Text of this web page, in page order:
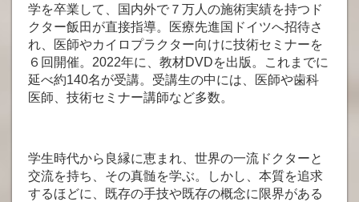
学を卒業して、国内外で７万人の施術実績を持つド
クター飯田が直接指導。医療先進国ドイツへ招待さ
れ、医師やカイロプラクター向けに技術セミナーを
６回開催。2022年に、教材DVDを出版。これまでに
延べ約140名が受講。受講生の中には、医師や歯科
医師、技術セミナー講師など多数。
学生時代から良縁に恵まれ、世界の一流ドクターと
交流を持ち、その真髄を学ぶ。しかし、本質を追求
するほどに、既存の手技や既存の概念に限界がある